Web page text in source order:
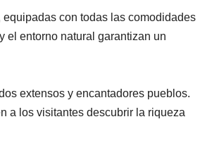
con todas las comodidades
el entorno natural garantizan un
extensos y encantadores pueblos.
a los visitantes descubrir la riqueza